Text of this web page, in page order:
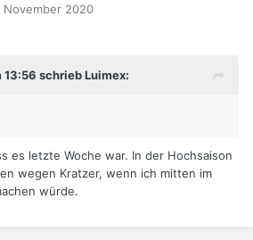
November 2020
13:56 schrieb Luimex:
es letzte Woche war. In der Hochsaison
wegen Kratzer, wenn ich mitten im
würde.